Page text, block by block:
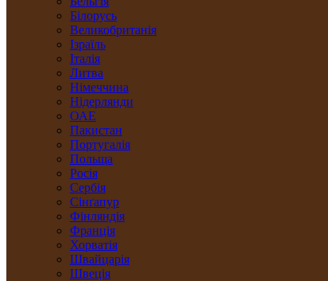
Білорусь
Великобританія
Ізраїль
Італія
Литва
Німеччина
Нідерлянди
ОАЕ
Пакистан
Португалія
Польща
Росія
Сербія
Сінґапур
Фінляндія
Франція
Хорватія
Швайцарія
Швеція